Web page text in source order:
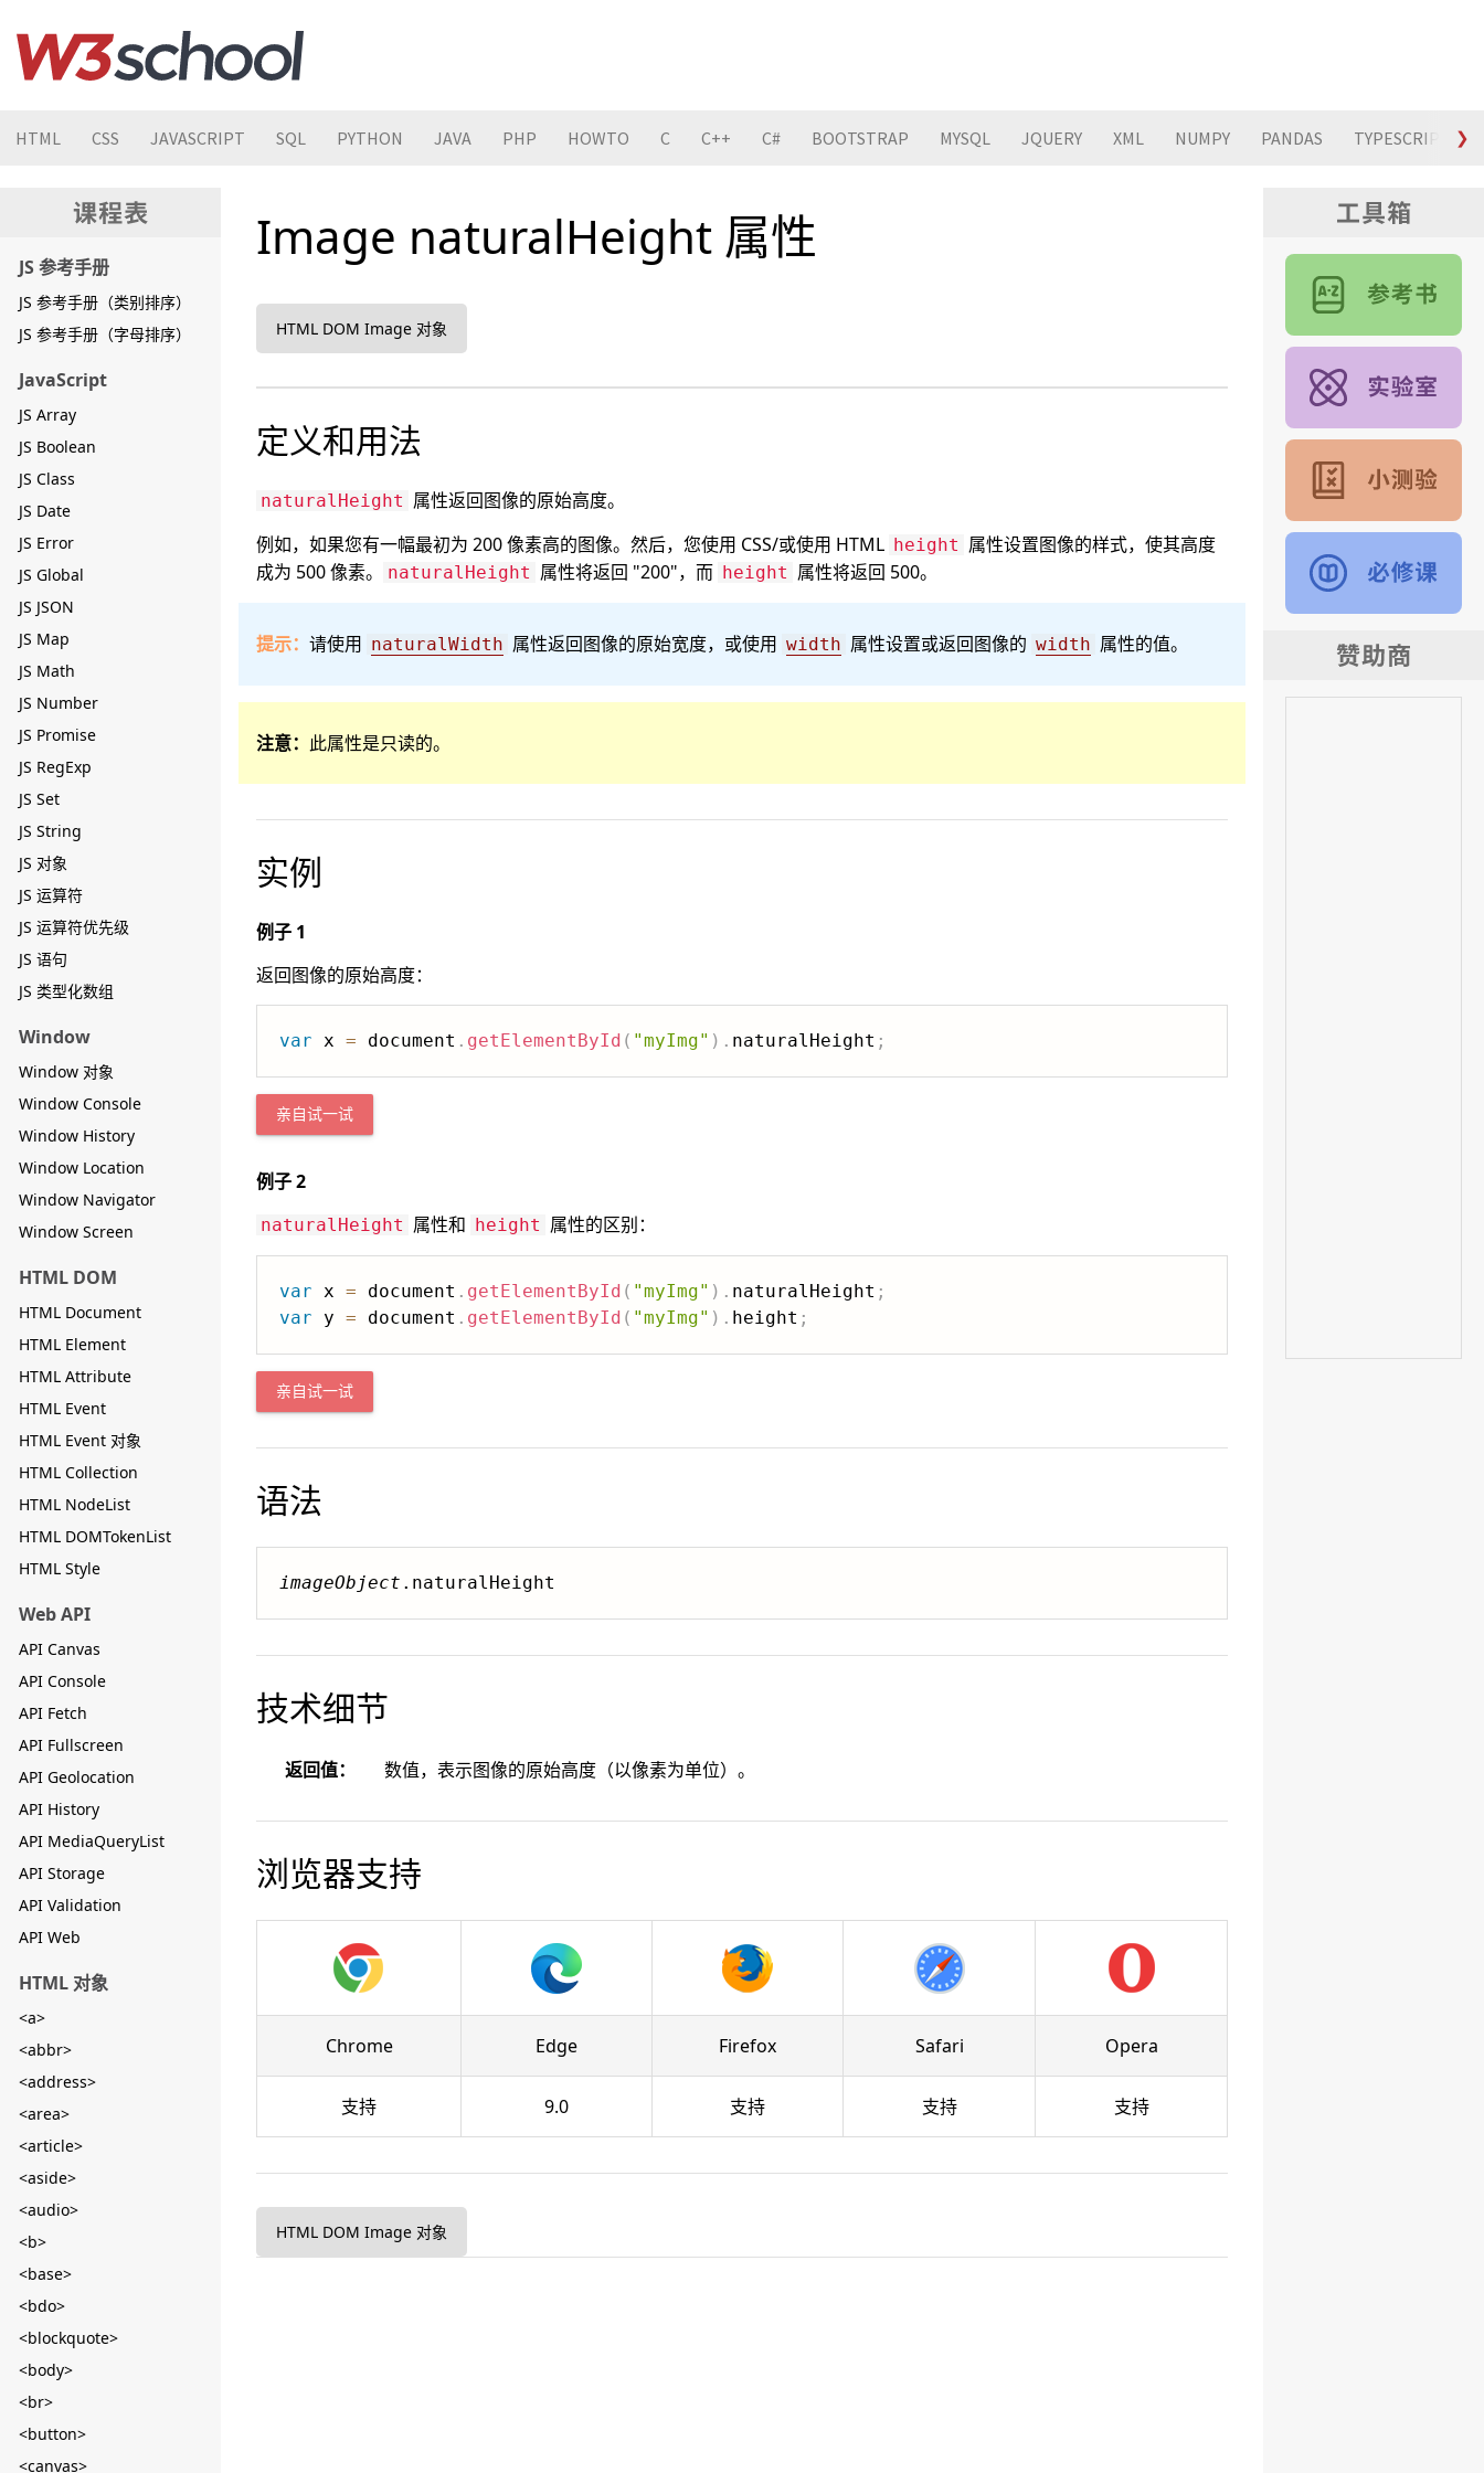
HTML CSS JAVASCRIPT SQL PYTHON JAVA PHP HOWTO C C++ C# BOOTSTRAP MYSQL JQUERY XML NUMPY PANDAS TYPESCRIPT ❯
JS 参考手册
JS 参考手册（类别排序）
JS 参考手册（字母排序）
JavaScript
JS Array
JS Boolean
JS Class
JS Date
JS Error
JS Global
JS JSON
JS Map
JS Math
JS Number
JS Promise
JS RegExp
JS Set
JS String
JS 对象
JS 运算符
JS 运算符优先级
JS 语句
JS 类型化数组
Window
Window 对象
Window Console
Window History
Window Location
Window Navigator
Window Screen
HTML DOM
HTML Document
HTML Element
HTML Attribute
HTML Event
HTML Event 对象
HTML Collection
HTML NodeList
HTML DOMTokenList
HTML Style
Web API
API Canvas
API Console
API Fetch
API Fullscreen
API Geolocation
API History
API MediaQueryList
API Storage
API Validation
API Web
HTML 对象
<a>
<abbr>
<address>
<area>
<article>
<aside>
<audio>
<b>
<base>
<bdo>
<blockquote>
<body>
<br>
<button>
<canvas>
Image naturalHeight 属性
HTML DOM Image 对象
定义和用法
naturalHeight 属性返回图像的原始高度。
例如，如果您有一幅最初为 200 像素高的图像。然后，您使用 CSS/或使用 HTML height 属性设置图像的样式，使其高度
成为 500 像素。
naturalHeight 属性将返回 "200"，而 height 属性将返回 500。
提示： 请使用 naturalWidth 属性返回图像的原始宽度，或使用 width 属性设置或返回图像的 width 属性的值。
注意： 此属性是只读的。
实例
例子 1
返回图像的原始高度：
var x = document . getElementById ( "myImg" ) . naturalHeight ;
亲自试一试
例子 2
naturalHeight 属性和 height 属性的区别：
var x = document . getElementById ( "myImg" ) . naturalHeight ;
var y = document . getElementById ( "myImg" ) . height ;
亲自试一试
语法
imageObject .naturalHeight
技术细节
返回值： 数值，表示图像的原始高度（以像素为单位）。
浏览器支持
Chrome Edge Firefox Safari Opera
支持 9.0 支持 支持 支持
HTML DOM Image 对象